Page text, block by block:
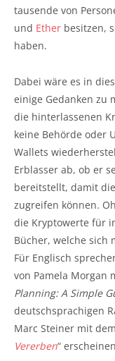
tausende von
und Ether besitzen,
haben.
Dabei wäre es in
einige Gedanken zu
die hinterlassenen
keine Behörde oder
Wallets
Erblasser ab, ob er
bereitstellt, damit
zugreifen können.
die Kryptowerte für
Bücher, welche sich
Für Englisch
von Pamela Morgan
Planning: A Simple
deutschsprachigen
Marc Steiner mit
Vererben“